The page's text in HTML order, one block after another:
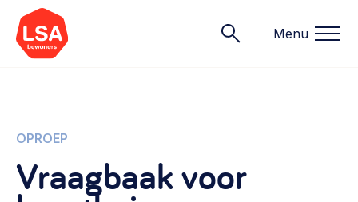
Menu
Onderwerpen
Starten van een initiatief
Wat we doen
OPROEP
Vraagbaak voor